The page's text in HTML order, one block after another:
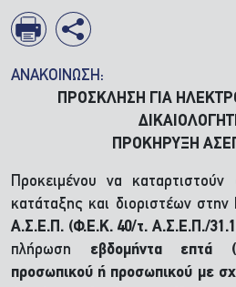
ΑΝΑΚΟΙΝΩΣΗ:
ΠΡΟΣΚΛΗΣΗ ΓΙΑ
ΠΡΟΚΗΡΥΞΗ
Προκειμένου να
κατάταξης και διοριστέων στην
Α.Σ.Ε.Π. (Φ.Ε.Κ. 40/τ. Α.Σ.Ε.Π./
πλήρωση εβδομήντα επτά
προσωπικού ή προσωπικού με